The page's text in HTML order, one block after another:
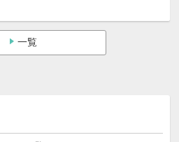
一覧